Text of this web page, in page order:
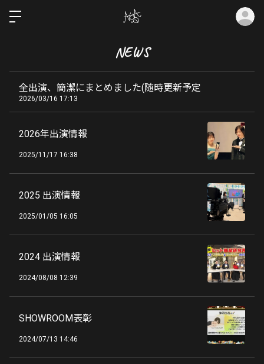
NEWS
全出演、簡潔にまとめました(随時更新予定
2026/03/16 17:13
2026年出演情報
2025/11/17 16:38
2025 出演情報
2025/01/05 16:05
2024 出演情報
2024/08/08 12:39
SHOWROOM表彰
2024/07/13 14:46